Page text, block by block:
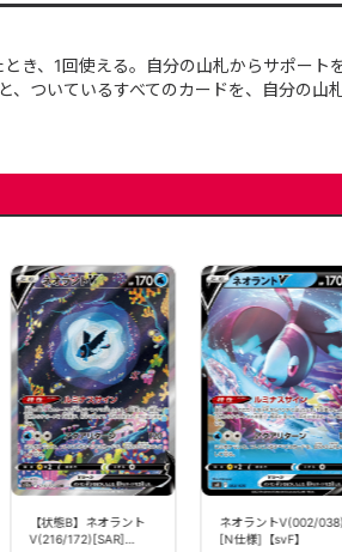
、1回使える。自分の山札からサポート
ついているすべてのカードを、自分の山
【状態B】ネオラント
V(216/172)[SAR]
ネオラントV(002/
[N仕様]【svF】